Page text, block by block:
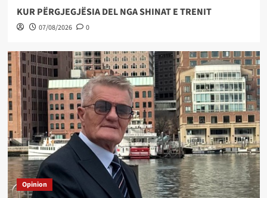
KUR PËRGJEGJËSIA DEL NGA SHINAT E TRENIT
07/08/2026 0
Opinion